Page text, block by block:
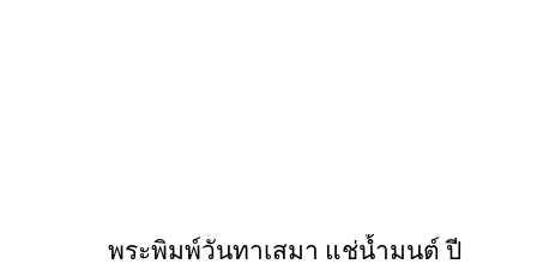
พระพิมพ์วันทาเสมา แช่น้ำมนต์ ปี